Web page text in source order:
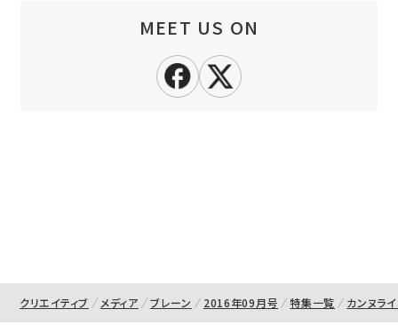
MEET US ON
クリエイティブ メディア ブレーン 2016年09月号 特集一覧 カンヌラ